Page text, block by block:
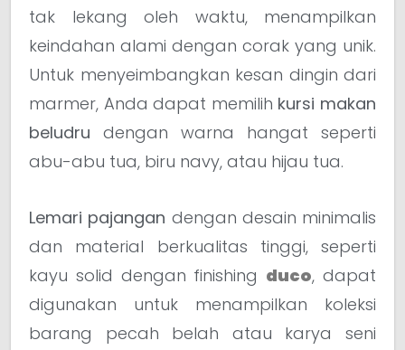
tak lekang oleh waktu, menampilkan
keindahan alami dengan corak yang unik.
Untuk menyeimbangkan kesan dingin dari
marmer, Anda dapat memilih kursi makan
beludru dengan warna hangat seperti
abu-abu tua, biru navy, atau hijau tua.
Lemari pajangan dengan desain minimalis
dan material berkualitas tinggi, seperti
kayu solid dengan finishing duco, dapat
digunakan untuk menampilkan koleksi
barang pecah belah atau karya seni